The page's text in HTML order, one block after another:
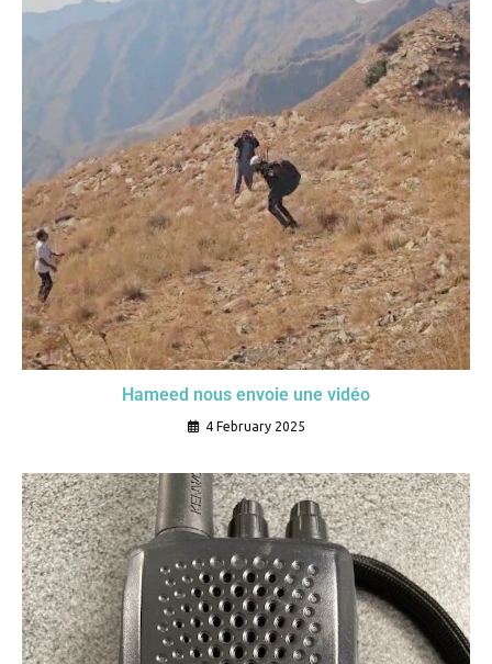
Hameed nous envoie une vidéo
4 February 2025